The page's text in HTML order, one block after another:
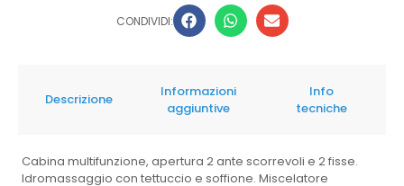
CONDIVIDI:
Descrizione
Informazioni
aggiuntive
Info
tecniche
Cabina multifunzione, apertura 2 ante scorrevoli e 2 fisse.
Idromassaggio con tettuccio e soffione. Miscelatore